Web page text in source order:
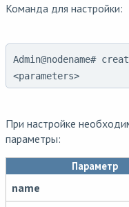
Команда для настройки:
Admin@nodename#
<parameters>
При настройке
параметры:
Параметр
name